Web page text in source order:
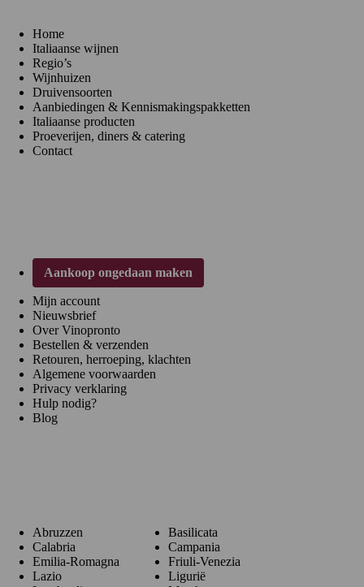
Home
Italiaanse wijnen
Regio’s
Wijnhuizen
Druivensoorten
Aanbiedingen & Kennismakingspakketten
Italiaanse producten
Proeverijen, diners & catering
Contact
Aankoop ongedaan maken
Mijn account
Nieuwsbrief
Over Vinopronto
Bestellen & verzenden
Retouren, herroeping, klachten
Algemene voorwaarden
Privacy verklaring
Hulp nodig?
Blog
Abruzzen
Basilicata
Calabria
Campania
Emilia-Romagna
Friuli-Venezia
Lazio
Ligurië